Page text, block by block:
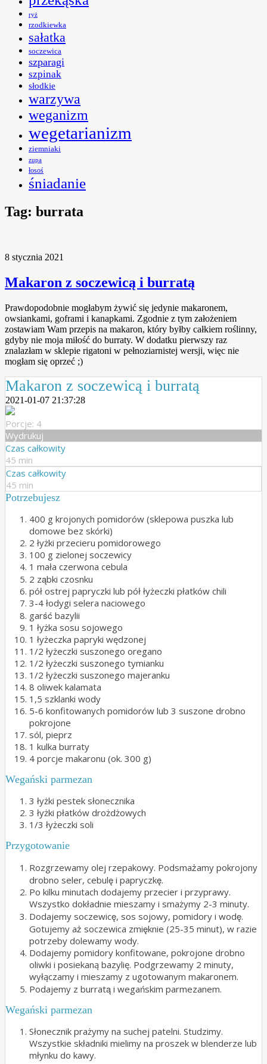
ryż
rzodkiewka
sałatka
soczewica
szparagi
szpinak
słodkie
warzywa
weganizm
wegetarianizm
ziemniaki
zupa
łosoś
śniadanie
Tag: burrata
8 stycznia 2021
Makaron z soczewicą i burratą
Prawdopodobnie mogłabym żywić się jedynie makaronem,
owsiankami, goframi i kanapkami. Zgodnie z tym założeniem
zostawiam Wam przepis na makaron, który byłby całkiem roślinny,
gdyby nie moja miłość do burraty. W dodatku pierwszy raz
znalazłam w sklepie rigatoni w pełnoziarnistej wersji, więc nie
mogłam się oprzeć ;)
Makaron z soczewicą i burratą
2021-01-07 21:37:28
Porcje: 4
Wydrukuj
Czas całkowity
45 min
Czas całkowity
45 min
Potrzebujesz
400 g krojonych pomidorów (sklepowa puszka lub
domowe bez skórki)
2 łyżki przecieru pomidorowego
100 g zielonej soczewicy
1 mała czerwona cebula
2 ząbki czosnku
pół ostrej papryczki lub pół łyżeczki płatków chili
3-4 łodygi selera naciowego
garść bazylii
1 łyżka sosu sojowego
1 łyżeczka papryki wędzonej
1/2 łyżeczki suszonego oregano
1/2 łyżeczki suszonego tymianku
1/2 łyżeczki suszonego majeranku
8 oliwek kalamata
1,5 szklanki wody
5-6 konfitowanych pomidorów lub 3 suszone drobno
pokrojone
sól, pieprz
1 kulka burraty
4 porcje makaronu (ok. 300 g)
Wegański parmezan
3 łyżki pestek słonecznika
3 łyżki płatków drożdżowych
1/3 łyżeczki soli
Przygotowanie
Rozgrzewamy olej rzepakowy. Podsmażamy pokrojony
drobno seler, cebulę i papryczkę.
Po kilku minutach dodajemy przecier i przyprawy.
Wszystko dokładnie mieszamy i smażymy 2-3 minuty.
Dodajemy soczewicę, sos sojowy, pomidory i wodę.
Gotujemy aż soczewica zmięknie (25-35 minut), w razie
potrzeby dolewamy wody.
Dodajemy pomidory konfitowane, pokrojone drobno
oliwki i posiekaną bazylię. Podgrzewamy 2 minuty,
wyłączamy i mieszamy z ugotowanym makaronem.
Podajemy z burratą i wegańskim parmezanem.
Wegański parmezan
Słonecznik prażymy na suchej patelni. Studzimy.
Wszystkie składniki mielimy na proszek w blenderze lub
młynku do kawy.